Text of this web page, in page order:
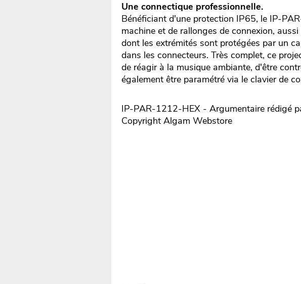
Une connectique professionnelle.
Bénéficiant d'une protection IP65, le IP-
machine et de rallonges de connexion,
dont les extrémités sont protégées par un
dans les connecteurs. Très complet, ce
de réagir à la musique ambiante, d'être
également être paramétré via le clavier de
IP-PAR-1212-HEX - Argumentaire rédigé
Copyright Algam Webstore